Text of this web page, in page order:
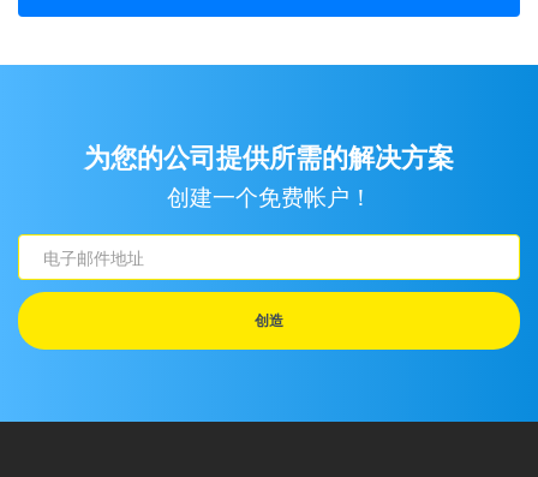
为您的公司提供所需的解决方案
创建一个免费帐户！
子
邮
件
址
创造